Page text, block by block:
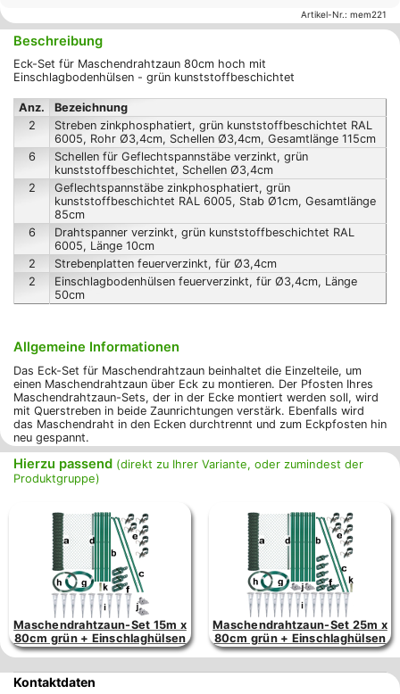
Artikel-Nr.: mem221
Beschreibung
Eck-Set für Maschendrahtzaun 80cm hoch mit
Einschlagbodenhülsen - grün kunststoffbeschichtet
Anz.
Bezeichnung
2
Streben zinkphosphatiert, grün kunststoffbeschichtet RAL
6005, Rohr Ø3,4cm, Schellen Ø3,4cm, Gesamtlänge 115cm
6
Schellen für Geflechtspannstäbe verzinkt, grün
kunststoffbeschichtet, Schellen Ø3,4cm
2
Geflechtspannstäbe zinkphosphatiert, grün
kunststoffbeschichtet RAL 6005, Stab Ø1cm, Gesamtlänge
85cm
6
Drahtspanner verzinkt, grün kunststoffbeschichtet RAL
6005, Länge 10cm
2
Strebenplatten feuerverzinkt, für Ø3,4cm
2
Einschlagbodenhülsen feuerverzinkt, für Ø3,4cm, Länge
50cm
Allgemeine Informationen
Das Eck-Set für Maschendrahtzaun beinhaltet die Einzelteile, um
einen Maschendrahtzaun über Eck zu montieren. Der Pfosten Ihres
Maschendrahtzaun-Sets, der in der Ecke montiert werden soll, wird
mit Querstreben in beide Zaunrichtungen verstärk. Ebenfalls wird
das Maschendraht in den Ecken durchtrennt und zum Eckpfosten hin
neu gespannt.
Hierzu passend (direkt zu Ihrer Variante, oder zumindest der
Produktgruppe)
Maschendrahtzaun-Set 15m x
80cm grün + Einschlaghülsen
Maschendrahtzaun-Set 25m x
80cm grün + Einschlaghülsen
Kontaktdaten